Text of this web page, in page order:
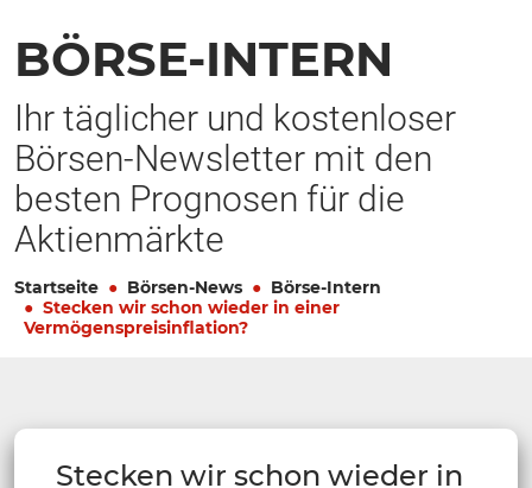
BÖRSE-INTERN
Ihr täglicher und kostenloser
Börsen-Newsletter mit den
besten Prognosen für die
Aktienmärkte
Startseite Börsen-News
Börse-Intern
Stecken wir schon wieder in einer
Vermögenspreisinflation?
Stecken wir schon wieder in